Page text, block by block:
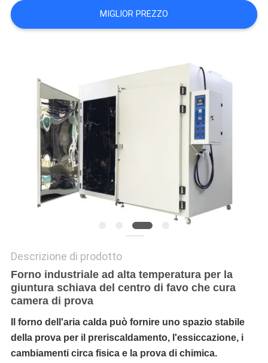
POLITICA
MIGLIOR PREZZO
Descrizione di prodotto
Forno industriale ad alta temperatura per la
giuntura schiava del centro di favo che cura
camera di prova
Il forno dell'aria calda può fornire uno spazio stabile
della prova per il preriscaldamento, l'essiccazione, i
cambiamenti circa fisica e la prova di chimica.